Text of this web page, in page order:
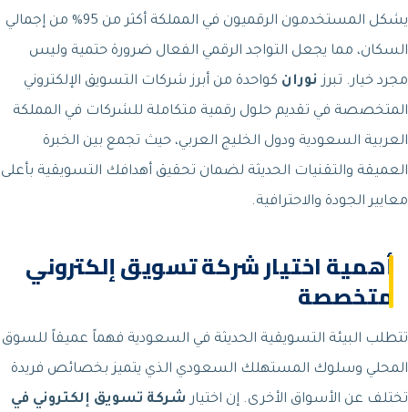
يشكل المستخدمون الرقميون في المملكة أكثر من 95% من إجمالي
السكان، مما يجعل التواجد الرقمي الفعال ضرورة حتمية وليس
مجرد خيار. تبرز نوران كواحدة من أبرز شركات التسويق الإلكتروني
المتخصصة في تقديم حلول رقمية متكاملة للشركات في المملكة
العربية السعودية ودول الخليج العربي، حيث تجمع بين الخبرة
العميقة والتقنيات الحديثة لضمان تحقيق أهدافك التسويقية بأعلى
معايير الجودة والاحترافية.
أهمية اختيار شركة تسويق إلكتروني
متخصصة
تتطلب البيئة التسويقية الحديثة في السعودية فهماً عميقاً للسوق
المحلي وسلوك المستهلك السعودي الذي يتميز بخصائص فريدة
تختلف عن الأسواق الأخرى. إن اختيار شركة تسويق إلكتروني في